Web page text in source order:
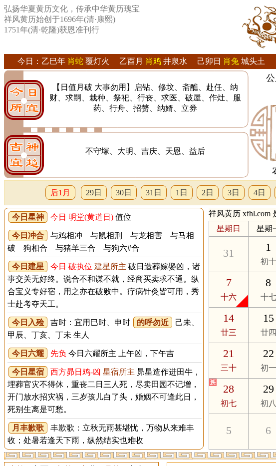
弘扬华夏黄历文化，传承中华黄历瑰宝
祥风黄历始创于1696年(清·康熙)
1751年(清·乾隆)获恩准刊行
今日：乙巳年 肖蛇 覆灯火 乙酉月 肖鸡 井泉水 己卯日 肖兔 城头土
【日值月破 大事勿用】启钻、修坟、斋醮、赴任、纳
财、求嗣、栽种、祭祀、行丧、求医、破屋、作灶、服
药、行舟、招赘、纳婿、立券
不守塚、大明、吉庆、天恩、益后
后1月 29日 30日 31日 1日 2日 3日 4日
今日星神 今日 明堂(黄道日) 值位
今日冲合
与鸡相冲 与鼠相刑 与龙相害 与马相
破 狗相合 与猪羊三合 与狗六#合
今日建星 今日 破执位 建星所主 破日造葬嫁娶凶，诸
事交关无好终。说合不和谋不就，经商买卖求不通。纵
合宝义专好宿，用之亦在破败中。疗病针灸皆可用，秀
士赴考夺天工。
今日入殓 吉时：宜用巳时、申时 的呼勿近
己未、
甲辰、丁亥、丁未 生人
今日六耀 先负 今日六耀所主 上午凶，下午吉
今日星宿 西方昴日鸡-凶 星宿所主 昴星造作进田牛，
埋葬官灾不得休，重丧二日三人死，尽卖田园不记增，
开门放水招灾祸，三岁孩儿白了头，婚姻不可逢此日，
死别生离是可愁。
月丰歉歌
丰歉歌：立秋无雨甚堪忧，万物从来难丰
收；处暑若逢天下雨，纵然结实也难收
祥风黄历
星期日
星期
31 1
初十
7
十六
8
十七
14
廿三
15
廿四
21
三十
22
初一
28
初七
29
初八
5 6